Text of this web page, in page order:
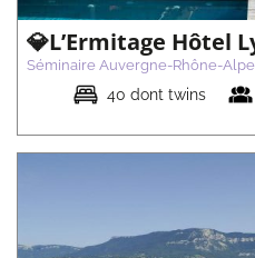
💎L’Ermitage Hôtel
Séminaire Auvergne-Rhône-
40 dont twins